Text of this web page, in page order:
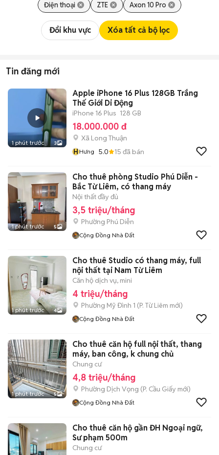
Điện thoại ZTE Axon 10 Pro
Đổi khu vực Xóa tất cả bộ lọc
Tin đăng mới
1 phút trước 3
Apple iPhone 16 Plus 128GB Trắng
Thế Giới Di Động
iPhone 16 Plus 128 GB
18.000.000 đ
Xã Long Thuận
HHưng 5.0 15 đã bán
1 phút trước 5
Cho thuê phòng Studio Phú Diễn -
Bắc Từ Liêm, có thang máy
Nội thất đầy đủ
3,5 triệu/tháng
Phường Phú Diễn
Cộng Đồng Nhà Đất
1 phút trước 4
Cho thuê Studio có thang máy, full
nội thất tại Nam Từ Liêm
Căn hộ dịch vụ, mini
4 triệu/tháng
Phường Mỹ Đình 1 (P. Từ Liêm mới)
Cộng Đồng Nhà Đất
1 phút trước 5
Cho thuê căn hộ full nội thất, thang
máy, ban công, k chung chủ
Chung cư
4,8 triệu/tháng
Phường Dịch Vọng (P. Cầu Giấy mới)
Cộng Đồng Nhà Đất
Cho thuê căn hộ gần ĐH Ngoại ngữ,
Sư phạm 500m
Chung cư